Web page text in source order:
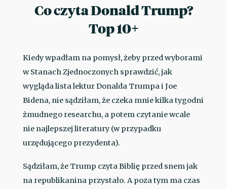
Co czyta Donald Trump?
Top 10+
Kiedy wpadłam na pomysł, żeby przed wyborami
w Stanach Zjednoczonych sprawdzić, jak
wygląda lista lektur Donalda Trumpa i Joe
Bidena, nie sądziłam, że czeka mnie kilka tygodni
żmudnego researchu, a potem czytanie wcale
nie najlepszej literatury (w przypadku
urzędującego prezydenta).
Sądziłam, że Trump czyta Biblię przed snem jak
na republikanina przystało. A poza tym ma czas